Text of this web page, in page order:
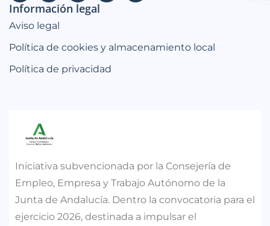
Información legal
Aviso legal
Política de cookies y almacenamiento local
Política de privacidad
Iniciativa subvencionada por la Consejería de
Empleo, Empresa y Trabajo Autónomo de la
Junta de Andalucía. Dentro la convocatoria para el
ejercicio 2026, destinada a impulsar el